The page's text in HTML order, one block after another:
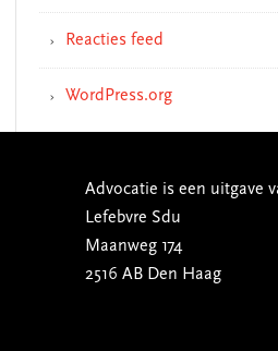
Reacties feed
WordPress.org
Advocatie is een uitgave
Lefebvre Sdu
Maanweg 174
2516 AB Den Haag